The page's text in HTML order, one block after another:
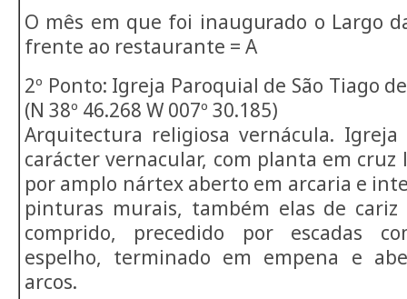
O mês em que foi inaugurado o Largo
frente ao restaurante = A
2º Ponto: Igreja Paroquial de São Tiago
(N 38º 46.268 W 007º 30.185)
Arquitectura religiosa vernácula. Igreja
carácter vernacular, com planta em cruz
por amplo nártex aberto em arcaria e
pinturas murais, também elas de cariz
comprido, precedido por escadas
espelho, terminado em empena e
arcos.